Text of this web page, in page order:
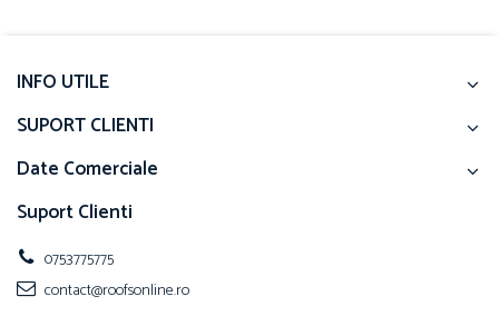
INFO UTILE
SUPORT CLIENTI
Date Comerciale
Suport Clienti
0753775775
contact@roofsonline.ro